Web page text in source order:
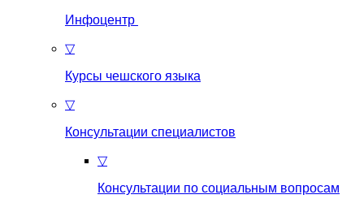
Инфоцентр
▽
Курсы чешского языка
▽
Консультации специалистов
▽
Консультации по социальным вопросам